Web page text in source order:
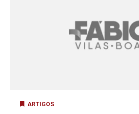
ARTIGOS